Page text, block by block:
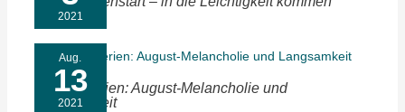
2021
Aug.
13
2021
Sommerferien: August-Melancholie und
Langsamkeit